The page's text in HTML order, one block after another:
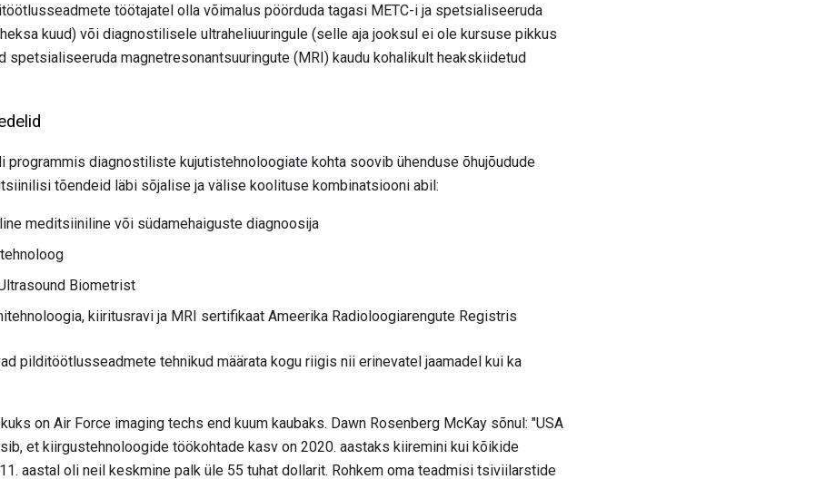
töötajatel olla võimalus pöörduda tagasi METC-i ja spetsialiseeruda
kuud) või diagnostilisele ultraheliuuringule (selle aja jooksul ei ole kursuse pikkus
spetsialiseeruda magnetresonantsuuringute (MRI) kaudu kohalikult heakskiidetud
diagnostiliste kujutistehnoloogiate kohta soovib ühenduse õhujõudude
tõendeid läbi sõjalise ja välise koolituse kombinatsiooni abil:
meditsiiniline või südamehaiguste diagnoosija
Biometrist
kiiritusravi ja MRI sertifikaat Ameerika Radioloogiarengute Registris
pilditöötlusseadmete tehnikud määrata kogu riigis nii erinevatel jaamadel kui ka
on Air Force imaging techs end kuum kaubaks. Dawn Rosenberg McKay sõnul: "USA
et kiirgustehnoloogide töökohtade kasv on 2020. aastaks kiiremini kui kõikide
aastal oli neil keskmine palk üle 55 tuhat dollarit. Rohkem oma teadmisi tsiviilarstide